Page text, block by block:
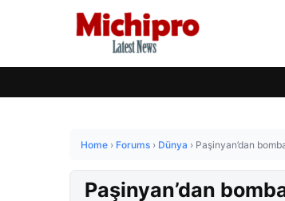
Home › Forums › Dünya › Paşinyan’dan
Paşinyan’dan